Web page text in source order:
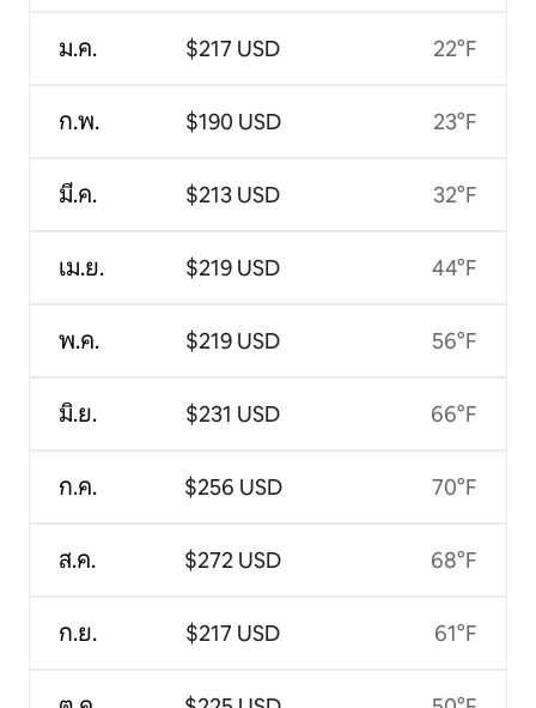
ม.ค.
ก.พ.
มี.ค.
เม.ย.
พ.ค.
มิ.ย.
ก.ค.
ส.ค.
ก.ย.
$217 USD
$190 USD
$213 USD
$219 USD
$219 USD
$231 USD
$256 USD
$272 USD
$217 USD
22°F
23°F
32°F
44°F
56°F
66°F
70°F
68°F
61°F